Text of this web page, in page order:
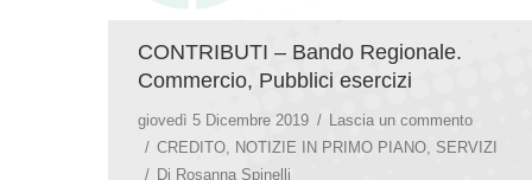
CONTRIBUTI – Bando Regionale.
Commercio, Pubblici esercizi
giovedì 5 Dicembre 2019
Lascia un commento
CREDITO
NOTIZIE IN PRIMO PIANO SERVIZI
Di Rosanna Spinelli